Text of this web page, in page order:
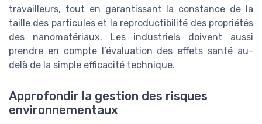
travailleurs, tout en garantissant la constance de la
taille des particules et la reproductibilité des propriétés
des nanomatériaux. Les industriels doivent aussi
prendre en compte l’évaluation des effets santé au-
delà de la simple efficacité technique.
Approfondir la gestion des risques
environnementaux